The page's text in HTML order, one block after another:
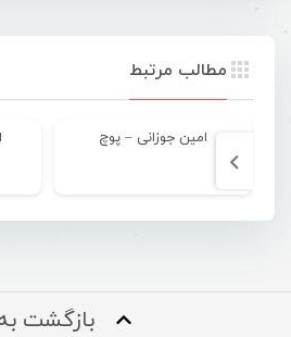
مطالب مرتبط
امین جوزانی – پوچ
بازگشت به